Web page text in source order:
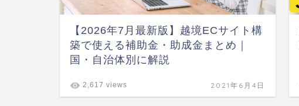
【2026年7月最新版】越境ECサイト構
築で使える補助金・助成金まとめ｜
国・自治体別に解説
2,617 views 2021年6月4日